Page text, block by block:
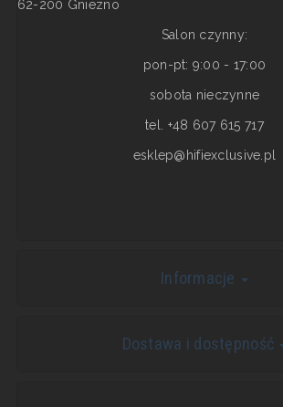
62-200 Gniezno
Salon czynny:
pon-pt: 9:00 - 17:00
sobota nieczynne
tel. +48 607 615 717
esklep@hifiexclusive.pl
Informacje
Dostawa i dostępność